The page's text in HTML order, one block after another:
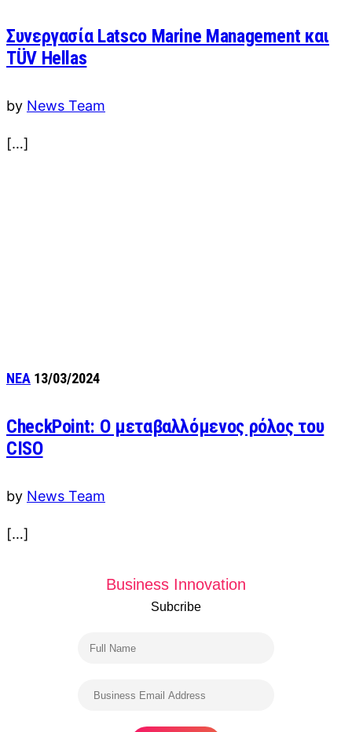
Συνεργασία Latsco Marine Management και
TÜV Hellas
by News Team
[…]
ΝΕΑ 13/03/2024
CheckPoint: Ο μεταβαλλόμενος ρόλος του
CISO
by News Team
[…]
Business Innovation
Subcribe